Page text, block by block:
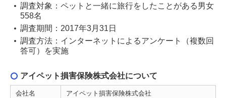
調査対象：ペットと一緒に旅行をしたことがある男女
558名
調査期間：2017年3月31日
調査方法：インターネットによるアンケート（複数回
答可）を実施
アイペット損害保険株式会社について
会社名 アイペット損害保険株式会社